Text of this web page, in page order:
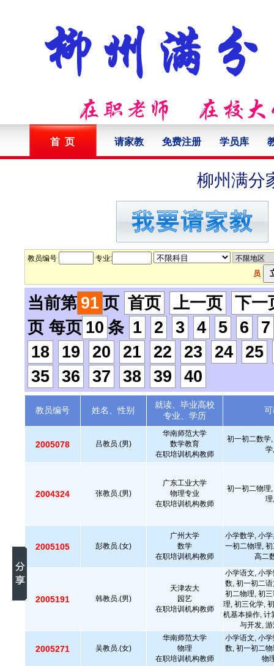
首 页 请家教 免费注册 学员库
柳州满分
教员编号
专业:
员
当前第 91 页 首页 上一页
下一
页 每页 10 条 1 2 3 4 5 6
7
18
19 20 21 22 23 24
25
35
36 37 38 39 40
教员编号 姓名、性别
就读、毕业高校
专业、学历
2005078 吕教员.(男)
华南师范大学
数学教育
在职培训机构教师
初一初二数学
2004324 张教员.(男)
广东工业大学
物理专业
在职培训机构教师
初一初二物理
2005105 彭教员.(女)
广州大学
数学
在职培训机构教师
小学数学, 小
一初二物理,
高二
2005191 韩教员.(男)
天津农大
园艺
在职培训机构教师
小学语文, 小
数, 初一初二
初二物理, 初
理, 初三化学,
机基本操作, 计
与开发,
2005271 吴教员.(女)
华南师范大学
物理
在职培训机构教师
小学语文, 小
数, 初一初二
物